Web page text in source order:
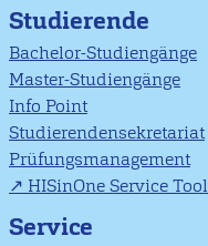
Studierende
Bachelor-Studiengänge
Master-Studiengänge
Info Point
Studierendensekretariat
Prüfungsmanagement
HISinOne Service Tool
Service